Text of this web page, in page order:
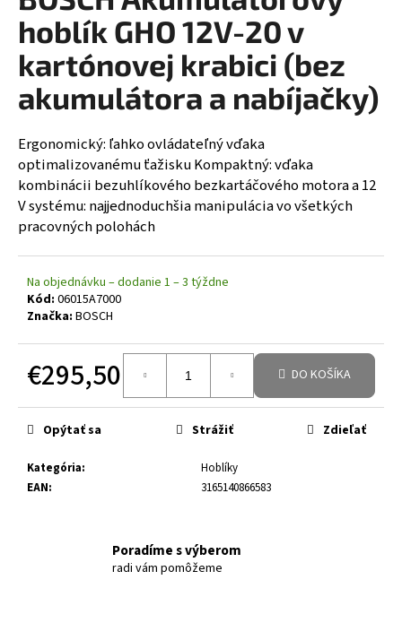
hoblík GHO 12V-20 v
kartónovej krabici (bez
akumulátora a nabíjačky)
Ergonomický: ľahko ovládateľný vďaka
optimalizovanému ťažisku Kompaktný: vďaka
kombinácii bezuhlíkového bezkartáčového motora a 12
V systému: najjednoduchšia manipulácia vo všetkých
pracovných polohách
Na objednávku – dodanie 1 – 3 týždne
Kód: 06015A7000
Značka: BOSCH
€295,50 DO KOŠÍKA
Kategória:
Hoblíky
EAN: 3165140866583
Opýtať sa Strážiť Zdieľať
Poradíme s výberom
radi vám pomôžeme
á
j
s
ť
?
HĽADAŤ